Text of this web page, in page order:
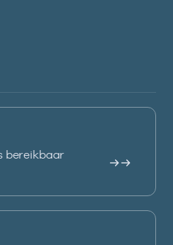
bereikbaar